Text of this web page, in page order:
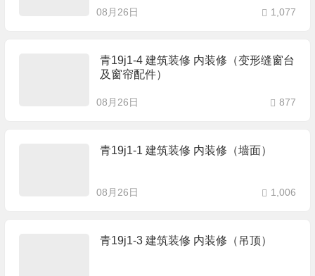
08月26日 1,077
青19j1-4 建筑装修 内装修（变形缝窗台
及窗帘配件）
08月26日 877
青19j1-1 建筑装修 内装修（墙面）
08月26日 1,006
青19j1-3 建筑装修 内装修（吊顶）